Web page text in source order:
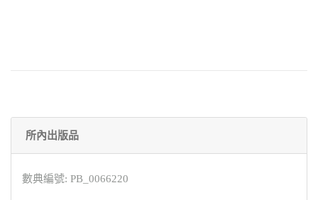
所內出版品
數典編號: PB_0066220